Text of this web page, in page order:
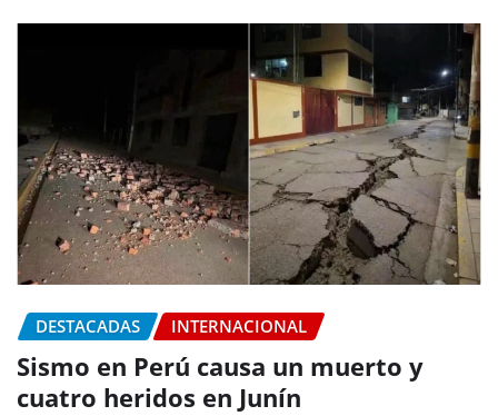
DESTACADAS INTERNACIONAL
Sismo en Perú causa un muerto y
cuatro heridos en Junín